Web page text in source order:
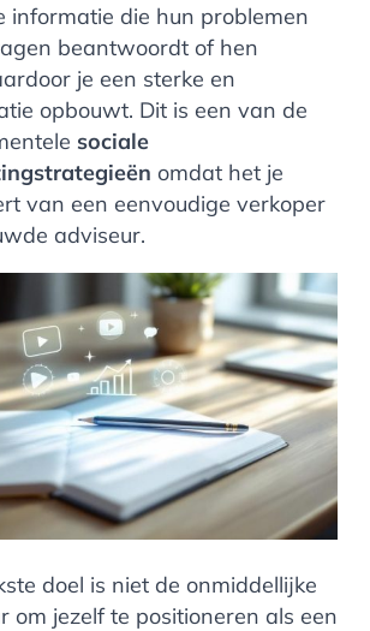
informatie die hun problemen
beantwoordt of hen
je een sterke en
opbouwt. Dit is een van de
sociale
omdat het je
van een eenvoudige verkoper
adviseur.
doel is niet de onmiddellijke
om jezelf te positioneren als een